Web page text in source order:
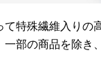
て特殊繊維入りの
一部の商品を除き